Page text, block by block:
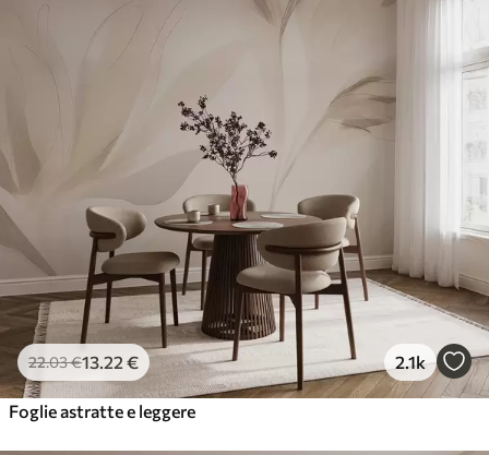
22.03€13 .22 € 2.1k
Foglie astratte e leggere